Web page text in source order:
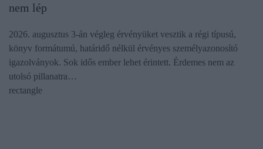
nem lép
2026. augusztus 3-án végleg érvényüket vesztik a régi típusú,
könyv formátumú, határidő nélkül érvényes személyazonosító
igazolványok. Sok idős ember lehet érintett. Érdemes nem az
utolsó pillanatra…
rectangle